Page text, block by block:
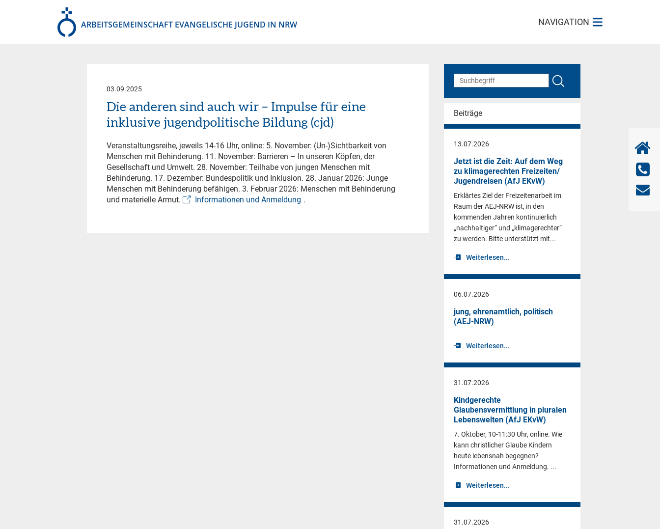
ARBEITSGEMEINSCHAFT EVANGELISCHE JUGEND IN NRW NAVIGATION
03.09.2025
Die anderen sind auch wir – Impulse für eine
inklusive jugendpolitische Bildung (cjd)
Veranstaltungsreihe, jeweils 14-16 Uhr, online: 5. November: (Un-)Sichtbarkeit von
Menschen mit Behinderung. 11. November: Barrieren – In unseren Köpfen, der
Gesellschaft und Umwelt. 28. November: Teilhabe von jungen Menschen mit
Behinderung. 17. Dezember: Bundespolitik und Inklusion. 28. Januar 2026: Junge
Menschen mit Behinderung befähigen. 3. Februar 2026: Menschen mit Behinderung
und materielle Armut.
Informationen und Anmeldung .
Beiträge
13.07.2026
Jetzt ist die Zeit: Auf dem Weg
zu klimagerechten Freizeiten/
Jugendreisen (AfJ EKvW)
Erklärtes Ziel der Freizeitenarbeit im
Raum der AEJ-NRW ist, in den
kommenden Jahren kontinuierlich
„nachhaltiger“ und „klimagerechter“
zu werden. Bitte unterstützt mit...
Weiterlesen...
06.07.2026
jung, ehrenamtlich, politisch
(AEJ-NRW)
Weiterlesen...
31.07.2026
Kindgerechte
Glaubensvermittlung in pluralen
Lebenswelten (AfJ EKvW)
7. Oktober, 10-11:30 Uhr, online. Wie
kann christlicher Glaube Kindern
heute lebensnah begegnen?
Informationen und Anmeldung. ...
Weiterlesen...
31.07.2026